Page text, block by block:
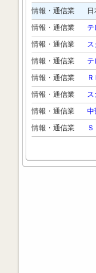
情報・通信業
情報・通信業
テ
情報・通信業
ス
情報・通信業
テ
情報・通信業
情報・通信業
ス
情報・通信業
中
情報・通信業